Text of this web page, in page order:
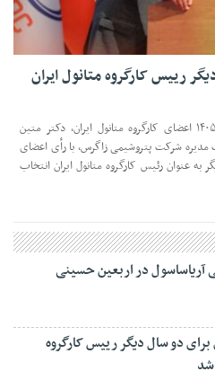
رییس کارگروه متانول ایران
در نشست روز یکشنبه، ۱۱ مردادماه ۱۴۰۵ اعضای کارگروه متانول ایران، دکتر متین
شرکت پتروشیمی زاگرس، با رأی اعضای
به عنوان رئیس کارگروه متانول ایران انتخاب
آریاساسول در اربعین حسینی
دو سال دیگر رییس کارگروه
شد